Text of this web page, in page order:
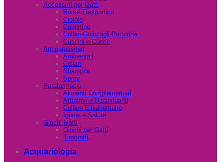
Accessori per Gatti
Borse Trasportino
Ciotole
Copertine
Collari-Guinzagli-Pettorine
Cuscini e Cucce
Antiparassitari
Ambientali
Collari
Shampoo
Spray
Parafarmacia
Alimenti Complementari
Attrattivi e Disabituanti
Collare Elisabettiano
Igiene e Salute
Giochi Gatti
Giochi per Gatti
Tiragraffi
Acquariologia